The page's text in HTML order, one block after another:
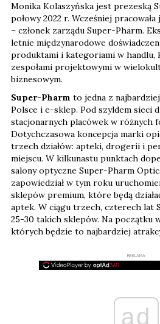
Monika Kolaszyńska jest prezeską
połowy 2022 r. Wcześniej
– członek zarządu Super-Pharm.
letnie międzynarodowe
produktami i kategoriami w handlu,
zespołami projektowymi w
biznesowym.
Super-Pharm to jedna z
Polsce i e-sklep. Pod szyldem sieci
stacjonarnych placówek w różnych
Dotychczasowa koncepcja marki
trzech działów: apteki, drogerii i
miejscu. W kilkunastu punktach
salony optyczne Super-Pharm
zapowiedział w tym roku
sklepów premium, które będą
aptek. W ciągu trzech, czterech lat
25-30 takich sklepów. Na początku
których będzie to najbardziej
REKLAMA
ad